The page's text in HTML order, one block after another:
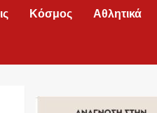
Κόσμος Αθλητικά